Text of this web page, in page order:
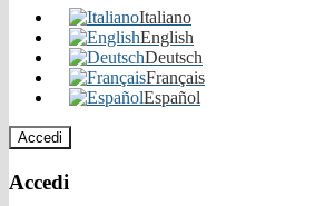
Italiano
English
Deutsch
Français
Español
Accedi
Accedi